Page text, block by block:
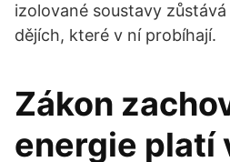
izolované soustavy
dějích, které v ní probíhají.
Zákon
energie platí